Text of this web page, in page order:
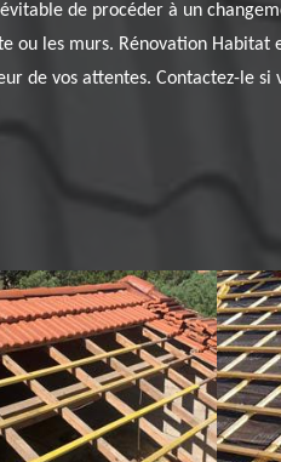
de procéder à un
ou les murs. Rénovation Habitat
de vos attentes. Contactez-le si